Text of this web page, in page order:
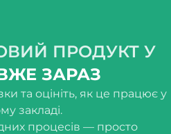
ПРОДУКТ У
ЗАРАЗ
та оцініть, як це працює у
закладі.
процесів — просто